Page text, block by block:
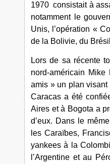
1970 consistait à
notamment le
Unis, l’opération «
de la Bolivie, du
Lors de sa récente
nord-américain
amis » un plan visant
Caracas a été
Aires et à Bogota a
d’eux. Dans le
les Caraïbes,
yankees à la
l’Argentine et au